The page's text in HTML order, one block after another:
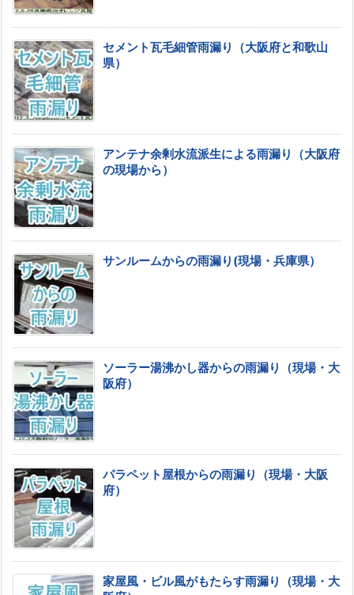
セメント瓦毛細管雨漏り（大阪府と和歌山
県）
アンテナ余剰水流派生による雨漏り（大阪府
の現場から）
サンルームからの雨漏り(現場・兵庫県）
ソーラー湯沸かし器からの雨漏り（現場・大
阪府）
パラペット屋根からの雨漏り（現場・大阪
府）
家屋風・ビル風がもたらす雨漏り（現場・大